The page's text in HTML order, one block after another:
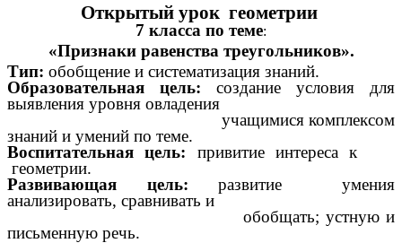
Открытый урок геометрии
7 класса по теме:
«Признаки равенства треугольников».
Тип: обобщение и систематизация знаний.
Образовательная цель: создание условия для
выявления уровня овладения
учащимися комплексом
знаний и умений по теме.
Воспитательная цель: привитие интереса к
геометрии.
Развивающая цель: развитие умения
анализировать, сравнивать и
обобщать; устную и
письменную речь.